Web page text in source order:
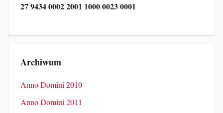
27 9434 0002 2001 1000 0023 0001
Archiwum
Anno Domini 2010
Anno Domini 2011